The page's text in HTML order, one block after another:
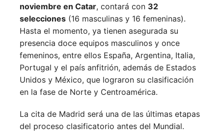
noviembre en Catar, contará con 32
selecciones (16 masculinas y 16 femeninas).
Hasta el momento, ya tienen asegurada su
presencia doce equipos masculinos y once
femeninos, entre ellos España, Argentina, Italia,
Portugal y el país anfitrión, además de Estados
Unidos y México, que lograron su clasificación
en la fase de Norte y Centroamérica.
La cita de Madrid será una de las últimas etapas
del proceso clasificatorio antes del Mundial.